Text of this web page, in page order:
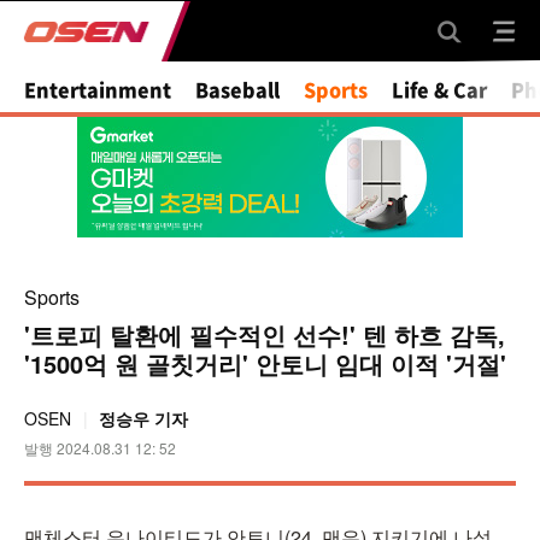
Mute
Entertainment Baseball Sports Life & Car
Sports
'트로피 탈환에 필수적인 선수!' 텐 하흐 감독,
'1500억 원 골칫거리' 안토니 임대 이적 '거절'
OSEN 정승우 기자
발행 2024.08.31 12: 52